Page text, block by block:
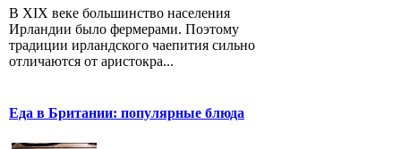
В XIX веке большинство населения
Ирландии было фермерами. Поэтому
традиции ирландского чаепития сильно
отличаются от аристокра...
Еда в Британии: популярные блюда